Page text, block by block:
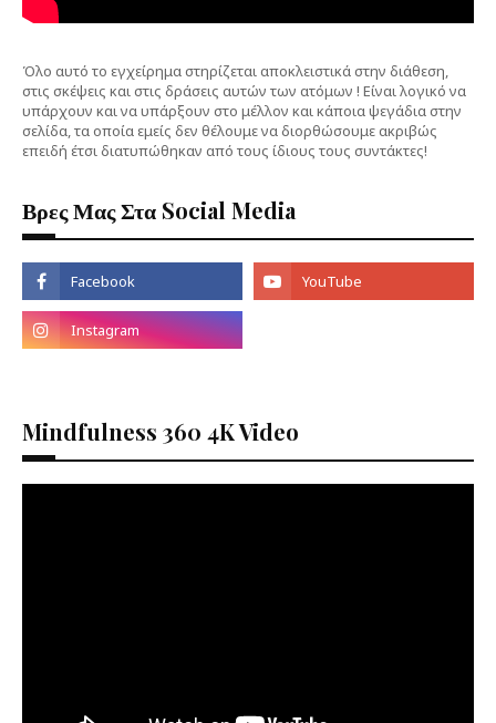
Όλο αυτό το εγχείρημα στηρίζεται αποκλειστικά στην διάθεση,
στις σκέψεις και στις δράσεις αυτών των ατόμων ! Είναι λογικό να
υπάρχουν και να υπάρξουν στο μέλλον και κάποια ψεγάδια στην
σελίδα, τα οποία εμείς δεν θέλουμε να διορθώσουμε ακριβώς
επειδή έτσι διατυπώθηκαν από τους ίδιους τους συντάκτες!
Βρες Μας Στα Social Media
Mindfulness 360 4K Video